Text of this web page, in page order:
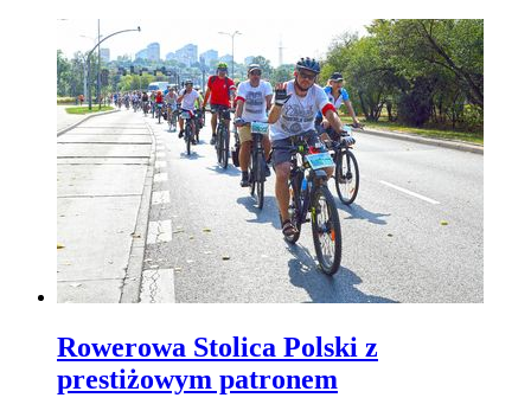
Rowerowa Stolica Polski z
prestiżowym patronem